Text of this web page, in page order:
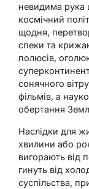
невидима рука
космічний
щодня,
спеки та
полюсів,
сонячного
фільмів, а
обертання
Наслідки для
хвилини або
вигорають від
гинуть від
суспільства,